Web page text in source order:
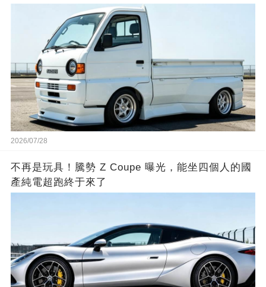
2026/07/28
不再是玩具！騰勢 Z Coupe 曝光，能坐四個人的國
產純電超跑終于來了